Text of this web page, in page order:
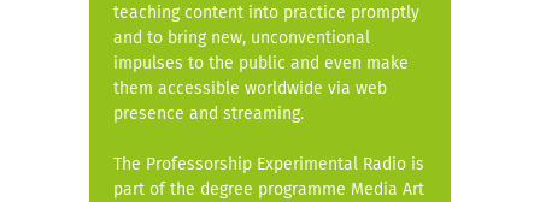
teaching content into practice promptly
and to bring new, unconventional
impulses to the public and even make
them accessible worldwide via web
presence and streaming.
The Professorship Experimental Radio is
part of the degree programme Media Art